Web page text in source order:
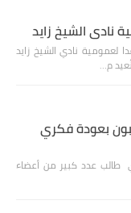
نادي الشيخ زايد
لعمومية نادي الشيخ زايد
م…
بعودة فكري
طالب عدد كبير من أعضاء